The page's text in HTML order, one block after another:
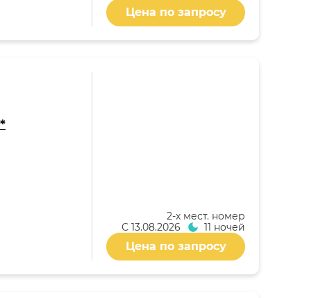
Цена по запросу
2-x мест. номер
С 13.08.2026 11 ночей
Цена по запросу